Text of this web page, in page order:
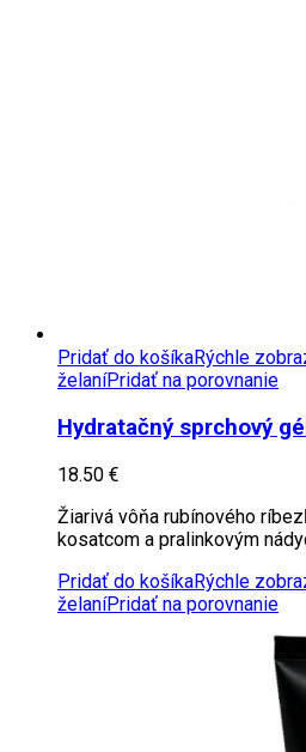
Pridať do košíkaRýchle
želaníPridať na porovnanie
Hydratačný sprchový
18.50 €
Žiarivá vôňa rubínového
kosatcom a pralinkovým
Pridať do košíkaRýchle
želaníPridať na porovnanie